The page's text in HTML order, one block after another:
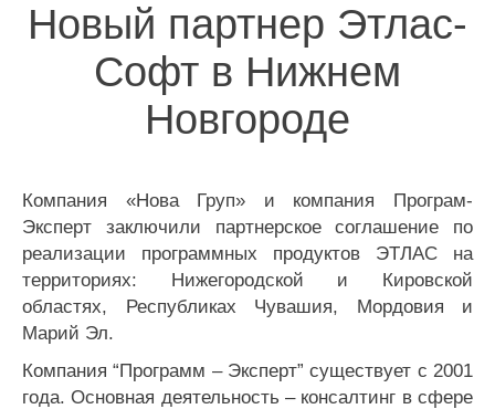
Новый партнер Этлас-
Софт в Нижнем
Новгороде
Компания «Нова Груп» и компания Програм-
Эксперт заключили партнерское соглашение по
реализации программных продуктов ЭТЛАС на
территориях: Нижегородской и Кировской
областях, Республиках Чувашия, Мордовия и
Марий Эл.
Компания “Программ – Эксперт” существует с 2001
года. Основная деятельность – консалтинг в сфере